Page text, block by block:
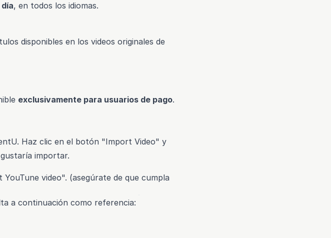
, en todos los idiomas.
disponibles en los videos originales de
exclusivamente para usuarios de pago.
Haz clic en el botón "Import Video" y
importar.
video". (asegúrate de que cumpla
a continuación como referencia: